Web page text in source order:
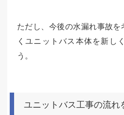
ただし、今後の水漏れ事故
くユニットバス本体を新し
う。
ユニットバス工事の流れ